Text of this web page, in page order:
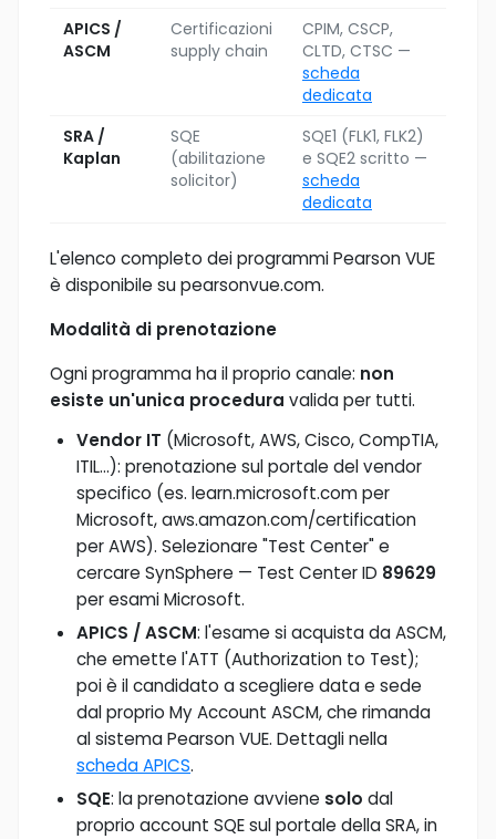
APICS /
ASCM
Certificazioni
supply chain
CPIM, CSCP,
CLTD, CTSC —
scheda
dedicata
SRA /
Kaplan
SQE
(abilitazione
solicitor)
SQE1 (FLK1, FLK2)
e SQE2 scritto —
scheda
dedicata
L'elenco completo dei programmi Pearson VUE
è disponibile su pearsonvue.com.
Modalità di prenotazione
Ogni programma ha il proprio canale: non
esiste un'unica procedura valida per tutti.
Vendor IT (Microsoft, AWS, Cisco, CompTIA,
ITIL…): prenotazione sul portale del vendor
specifico (es. learn.microsoft.com per
Microsoft, aws.amazon.com/certification
per AWS). Selezionare "Test Center" e
cercare SynSphere — Test Center ID 89629
per esami Microsoft.
APICS / ASCM: l'esame si acquista da ASCM,
che emette l'ATT (Authorization to Test);
poi è il candidato a scegliere data e sede
dal proprio My Account ASCM, che rimanda
al sistema Pearson VUE. Dettagli nella
scheda APICS.
SQE: la prenotazione avviene solo dal
proprio account SQE sul portale della SRA, in